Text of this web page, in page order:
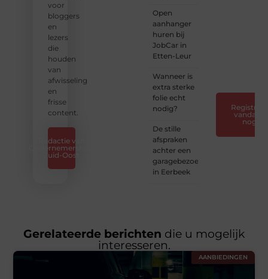
voor
bloggers
en
lezers
die
houden
van
afwisseling
en
frisse
content.
Redactie van
Ondernemershuis
Zuid-Oost
Open
aanhanger
huren bij
JobCar in
Etten-Leur
Wanneer is
extra sterke
folie echt
nodig?
De stille
afspraken
achter een
garagebezoek
in Eerbeek
Registreer
vandaag
nog
Gerelateerde berichten die u mogelijk
interesseren.
AANBIEDINGEN